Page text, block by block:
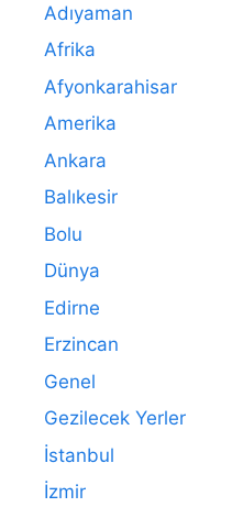
Adıyaman
Afrika
Afyonkarahisar
Amerika
Ankara
Balıkesir
Bolu
Dünya
Edirne
Erzincan
Genel
Gezilecek Yerler
İstanbul
İzmir